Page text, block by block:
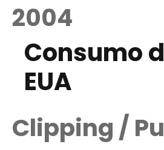
2004
Consumo
EUA
Clipping /